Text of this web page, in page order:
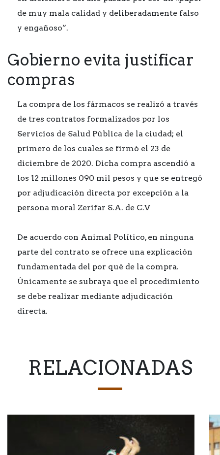
de muy mala calidad y deliberadamente falso
y engañoso”.
Gobierno evita justificar
compras
La compra de los fármacos se realizó a través
de tres contratos formalizados por los
Servicios de Salud Pública de la ciudad; el
primero de los cuales se firmó el 23 de
diciembre de 2020. Dicha compra ascendió a
los 12 millones 090 mil pesos y que se entregó
por adjudicación directa por excepción a la
persona moral Zerifar S.A. de C.V
De acuerdo con Animal Político, en ninguna
parte del contrato se ofrece una explicación
fundamentada del por qué de la compra.
Únicamente se subraya que el procedimiento
se debe realizar mediante adjudicación
directa.
RELACIONADAS